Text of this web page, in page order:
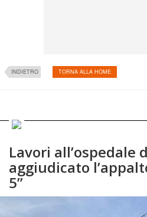
INDIETRO TORNA ALLA HOME
Lavori all’ospedale
aggiudicato
5”